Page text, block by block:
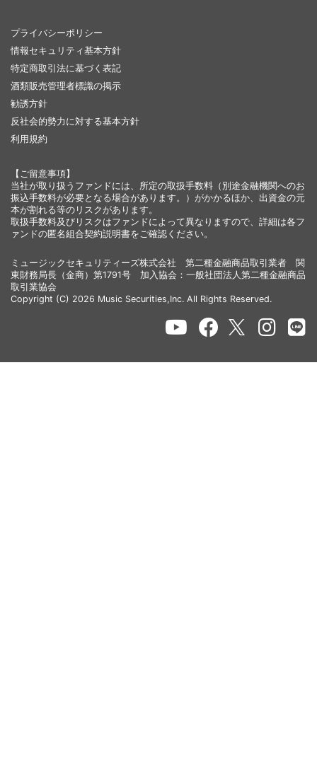
プライバシーポリシー
情報セキュリティ基本方針
特定商取引法に基づく表記
酒類販売管理者標識の掲示
勧誘方針
反社会的勢力に対する基本方針
利用規約
【ご留意事項】
当社が取り扱うファンドには、所定の取扱手数料（別途金融機関へのお
振込手数料が必要となる場合があります。）がかかるほか、出資金の元
本が割れる等のリスクがあります。
取扱手数料及びリスクはファンドによって異なりますので、詳細は各フ
ァンドの匿名組合契約説明書をご確認ください。
ミュージックセキュリティーズ株式会社 第二種金融商品取引業者 関
東財務局長（金商）第1791号 加入協会：一般社団法人第二種金融商品
取引業協会
Copyright (C) 2026 Music Securities,Inc. All Rights Reserved.